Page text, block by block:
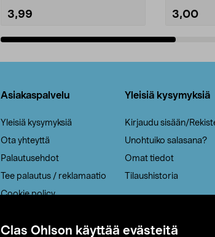
Clas Ohlson käyttää evästeitä
3,99 3,00
Asiakaspalvelu
Yleisiä kysymyksiä
Ota yhteyttä
Palautusehdot
Tee palautus / reklamaatio
Cookie policy
Saavutettavuus
Yleisiä kysymyksiä
Kirjaudu sisään/
Unohtuiko salasana?
Omat tiedot
Tilaushistoria